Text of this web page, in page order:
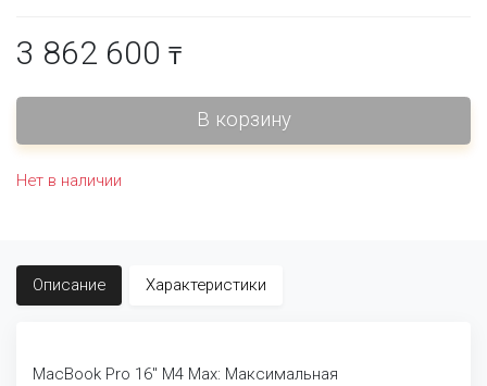
3 862 600 ₸
Нет в наличии
Описание Характеристики
MacBook Pro 16" M4 Max: Максимальная